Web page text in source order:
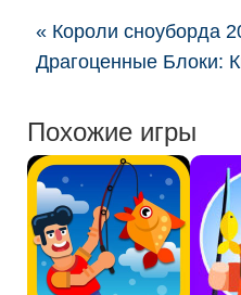
« Короли сноуборда
Драгоценные Блоки:
Похожие игры